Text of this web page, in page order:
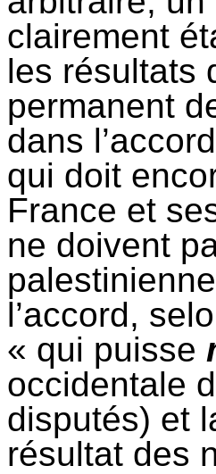
clairement
les résultats
permanent
dans
qui doit
France et
ne doivent
l’accord,
« qui puisse
occidentale
disputés) et
résultat des